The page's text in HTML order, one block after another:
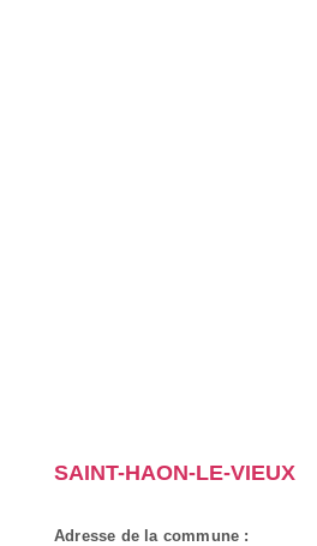
SAINT-HAON-LE-VIEUX
Adresse de la commune :